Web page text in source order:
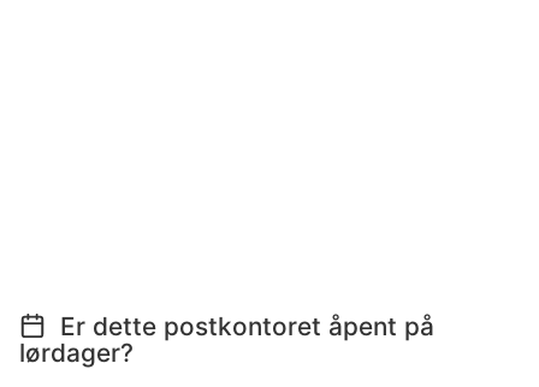
Er dette postkontoret åpent på
lørdager?